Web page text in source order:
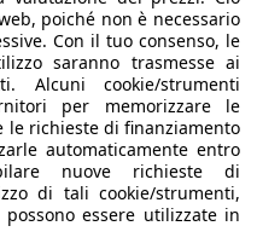
poiché non è necessario
Con il tuo consenso, le
saranno trasmesse ai
Alcuni cookie/strumenti
per memorizzare le
richieste di finanziamento
automaticamente entro
nuove richieste di
di tali cookie/strumenti,
essere utilizzate in